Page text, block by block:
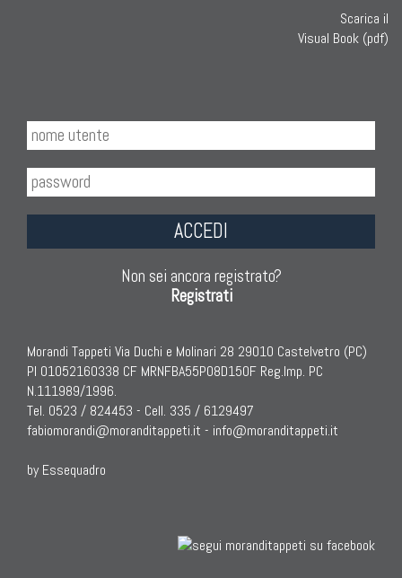
Scarica il
Visual Book (pdf)
ACCEDI
Non sei ancora registrato?
Registrati
Morandi Tappeti Via Duchi e Molinari 28 29010 Castelvetro (PC)
PI 01052160338 CF MRNFBA55P08D150F Reg.Imp. PC
N.111989/1996.
Tel. 0523 / 824453 - Cell. 335 / 6129497
fabiomorandi@moranditappeti.it - info@moranditappeti.it
by Essequadro